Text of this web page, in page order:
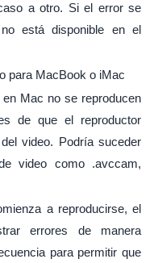
a otro. Si el error se
está disponible en el
para MacBook o iMac
Mac no se reproducen
de que el reproductor
video. Podría suceder
video como .avccam,
a reproducirse, el
errores de manera
para permitir que